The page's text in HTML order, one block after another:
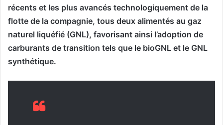
récents et les plus avancés technologiquement de la
flotte de la compagnie, tous deux alimentés au gaz
naturel liquéfié (GNL), favorisant ainsi l’adoption de
carburants de transition tels que le bioGNL et le GNL
synthétique.